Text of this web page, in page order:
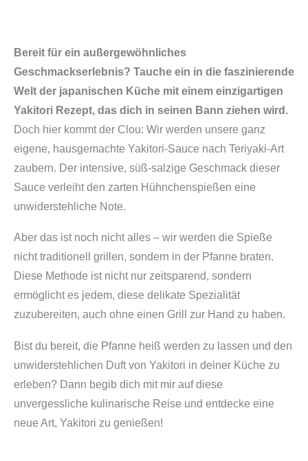
Bereit für ein außergewöhnliches
Geschmackserlebnis? Tauche ein in die faszinierende
Welt der japanischen Küche mit einem einzigartigen
Yakitori Rezept, das dich in seinen Bann ziehen wird.
Doch hier kommt der Clou: Wir werden unsere ganz
eigene, hausgemachte Yakitori-Sauce nach Teriyaki-Art
zaubern. Der intensive, süß-salzige Geschmack dieser
Sauce verleiht den zarten Hühnchenspießen eine
unwiderstehliche Note.
Aber das ist noch nicht alles – wir werden die Spieße
nicht traditionell grillen, sondern in der Pfanne braten.
Diese Methode ist nicht nur zeitsparend, sondern
ermöglicht es jedem, diese delikate Spezialität
zuzubereiten, auch ohne einen Grill zur Hand zu haben.
Bist du bereit, die Pfanne heiß werden zu lassen und den
unwiderstehlichen Duft von Yakitori in deiner Küche zu
erleben? Dann begib dich mit mir auf diese
unvergessliche kulinarische Reise und entdecke eine
neue Art, Yakitori zu genießen!